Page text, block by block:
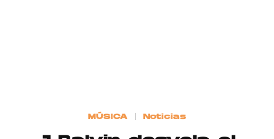
MÚSICA Noticias